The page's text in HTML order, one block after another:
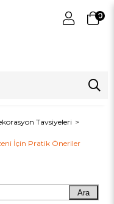
0
Tavsiyeleri
İçin Pratik Öneriler
Ara